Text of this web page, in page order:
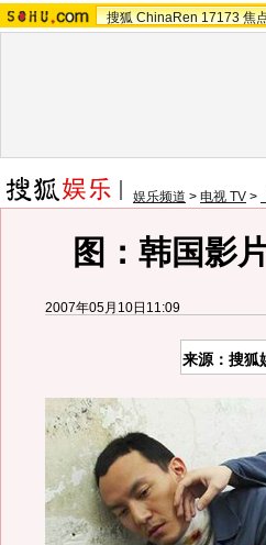
搜狐 ChinaRen 17173 焦
娱乐频道 > 电视 TV >
图：韩国影
2007年05月10日11:09
来源：搜狐